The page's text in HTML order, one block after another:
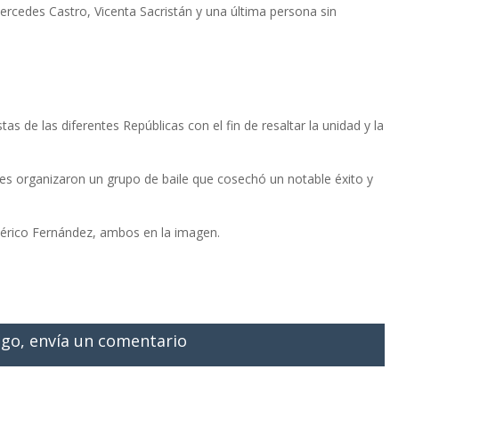
Castro, Vicenta Sacristán y una última persona sin
de las diferentes Repúblicas con el fin de resaltar la unidad y la
organizaron un grupo de baile que cosechó un notable éxito y
Fernández, ambos en la imagen.
envía un comentario